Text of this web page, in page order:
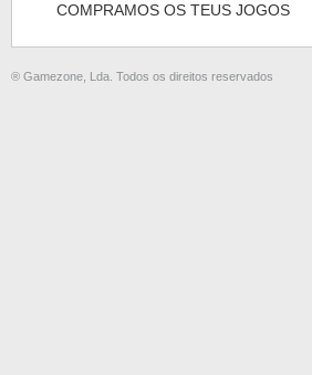
COMPRAMOS OS TEUS JOGOS
® Gamezone, Lda. Todos os direitos reservados